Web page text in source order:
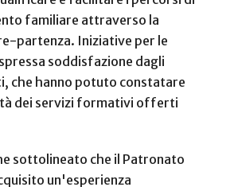
familiare attraverso la
partenza. Iniziative per le
soddisfazione dagli
che hanno potuto constatare
dei servizi formativi offerti
sottolineato che il Patronato
un'esperienza